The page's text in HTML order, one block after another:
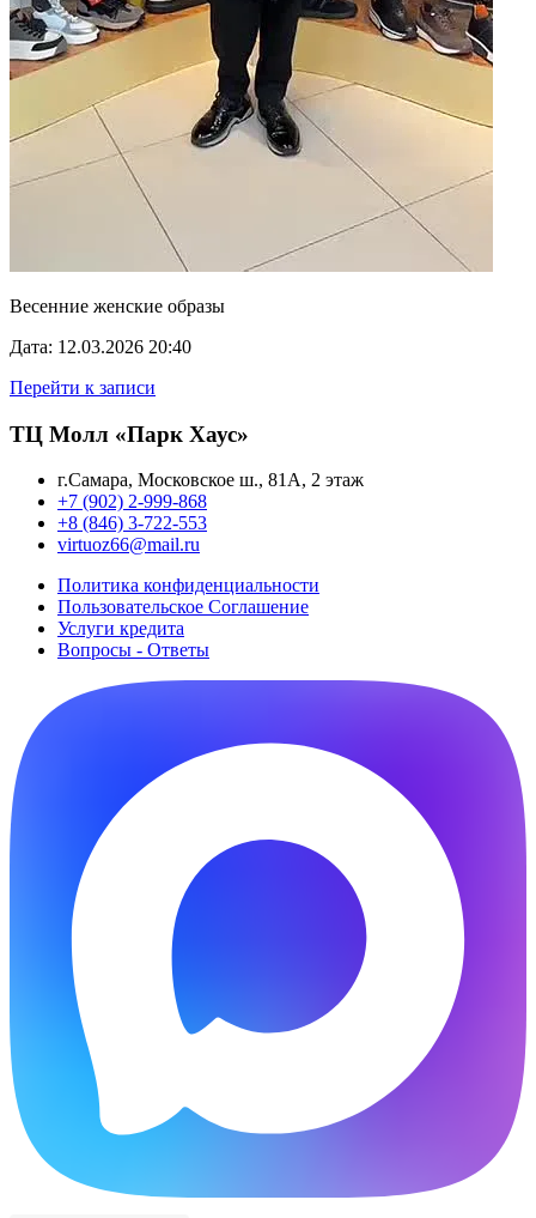
Весенние женские образы
Дата: 12.03.2026 20:40
Перейти к записи
ТЦ Молл «Парк Хаус»
г.Самара, Московское ш., 81А, 2 этаж
+7 (902) 2-999-868
+8 (846) 3-722-553
virtuoz66@mail.ru
Политика конфиденциальности
Пользовательское Cоглашение
Услуги кредита
Вопросы - Ответы